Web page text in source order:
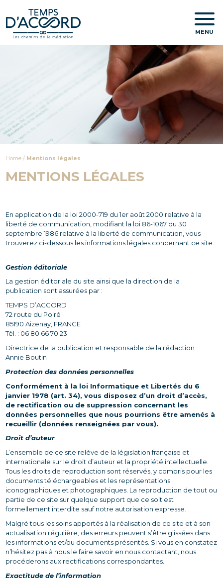
MENU
Home / Mentions légales
MENTIONS LÉGALES
En application de la loi 2000-719 du 1er août 2000 relative à la
liberté de communication, modifiant la loi 86-1067 du 30
septembre 1986 relative à la liberté de communication, vous
trouverez ci-dessous les informations légales concernant ce site :
Gestion éditoriale
La gestion éditoriale du site ainsi que la direction de la
publication sont assurées par :
TEMPS D’ACCORD
72 route du Poiré
85190 Aizenay, FRANCE
Tél. : 06 80 66 70 23
Directrice de la publication et responsable de la rédaction :
Annie Boutin
Protection des données personnelles
Conformément à la loi Informatique et Libertés du 6
janvier 1978 (art. 34), vous disposez d’un droit d’accès,
de rectification ou de suppression concernant les
données personnelles que nous pourrions être amenés à
recueillir (données renseignées par vous).
Droit d’auteur
L’ensemble de ce site relève de la législation française et
internationale sur le droit d’auteur et la propriété intellectuelle.
Tous les droits de reproduction sont réservés, y compris pour les
documents téléchargeables et les représentations
iconographiques et photographiques. La reproduction de tout ou
partie de ce site sur quelque support que ce soit est
formellement interdite sauf notre autorisation expresse.
Malgré tous les soins apportés à la réalisation de ce site et à son
actualisation régulière, des erreurs peuvent s’être glissées dans
les informations et/ou documents présentés. Si vous en constatez
n’hésitez pas à nous le faire savoir en nous contactant, nous
procéderons aux rectifications correspondantes.
Exactitude de l’information